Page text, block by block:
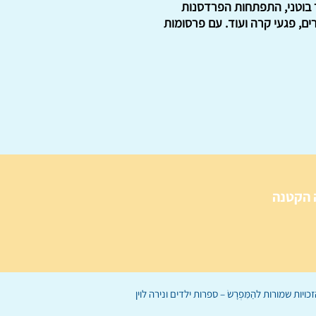
בוטני, התפתחות הפרדסנות
פגעי קרה ועוד. עם פרסומות
הקטנה
הַמִּפְרָשׂ – ספרות ילדים ונירה לוין